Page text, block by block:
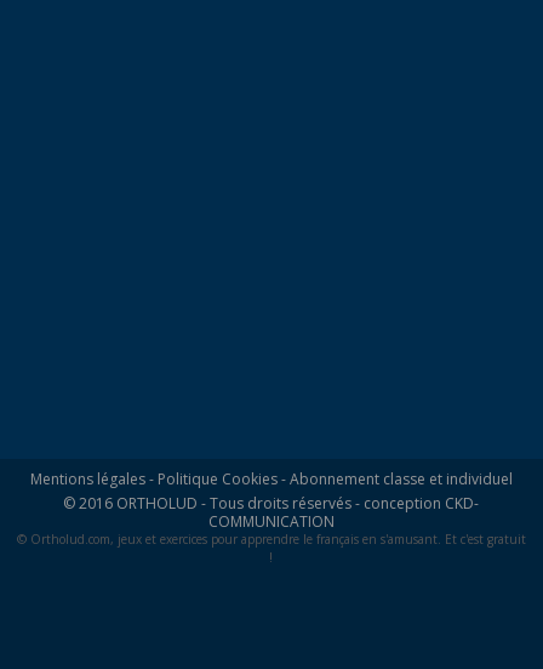
Mentions légales- Politique Cookies-Abonnement classe et individuel
© 2016 ORTHOLUD - Tous droits réservés - conception CKD-
COMMUNICATION
© Ortholud.com, jeux et exercices pour apprendre le français en s'amusant. Et c'est gratuit
!